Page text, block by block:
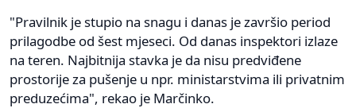
"Pravilnik je stupio na snagu i danas je završio period
prilagodbe od šest mjeseci. Od danas inspektori izlaze
na teren. Najbitnija stavka je da nisu predviđene
prostorije za pušenje u npr. ministarstvima ili privatnim
preduzećima", rekao je Marčinko.